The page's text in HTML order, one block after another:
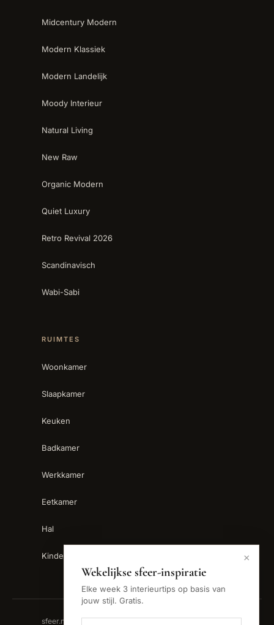
Midcentury Modern
Modern Klassiek
Modern Landelijk
Moody Interieur
Natural Living
New Raw
Organic Modern
Quiet Luxury
Retro Revival 2026
Scandinavisch
Wabi-Sabi
RUIMTES
Woonkamer
Slaapkamer
Keuken
Badkamer
Werkkamer
Eetkamer
Hal
Kinderkamer
sfeer.nu is een handelsnaam van Backslash B.V. ·
×
Wekelijkse sfeer-inspiratie
Elke week 3 interieurtips op basis van
jouw stijl. Gratis.